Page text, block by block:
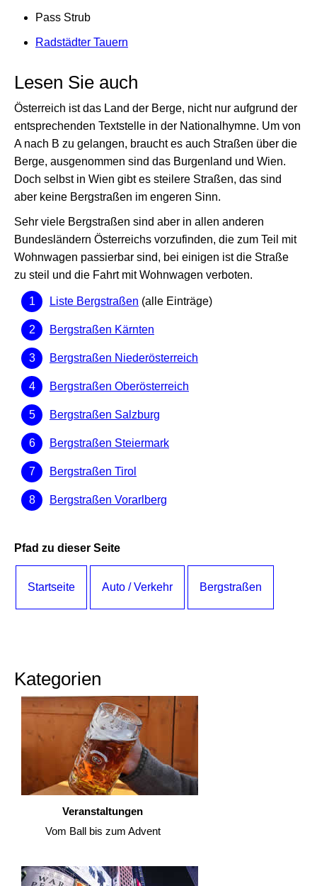
Pass Strub
Radstädter Tauern
Lesen Sie auch
Österreich ist das Land der Berge, nicht nur aufgrund der
entsprechenden Textstelle in der Nationalhymne. Um von
A nach B zu gelangen, braucht es auch Straßen über die
Berge, ausgenommen sind das Burgenland und Wien.
Doch selbst in Wien gibt es steilere Straßen, das sind
aber keine Bergstraßen im engeren Sinn.
Sehr viele Bergstraßen sind aber in allen anderen
Bundesländern Österreichs vorzufinden, die zum Teil mit
Wohnwagen passierbar sind, bei einigen ist die Straße
zu steil und die Fahrt mit Wohnwagen verboten.
Liste Bergstraßen (alle Einträge)
Bergstraßen Kärnten
Bergstraßen Niederösterreich
Bergstraßen Oberösterreich
Bergstraßen Salzburg
Bergstraßen Steiermark
Bergstraßen Tirol
Bergstraßen Vorarlberg
Pfad zu dieser Seite
Startseite Auto / Verkehr Bergstraßen
Kategorien
Veranstaltungen
Vom Ball bis zum Advent